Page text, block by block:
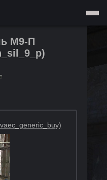
М9-П
)